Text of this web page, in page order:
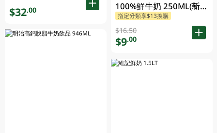
$32.00
100%鮮牛奶 250ML(新
舊包裝隨機發貨)
指定分類享$13換購
$16.50
$9.00